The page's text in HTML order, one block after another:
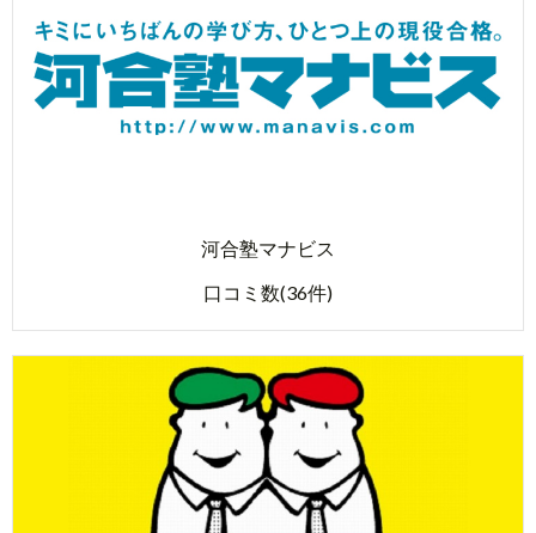
河合塾マナビス
口コミ数(36件)